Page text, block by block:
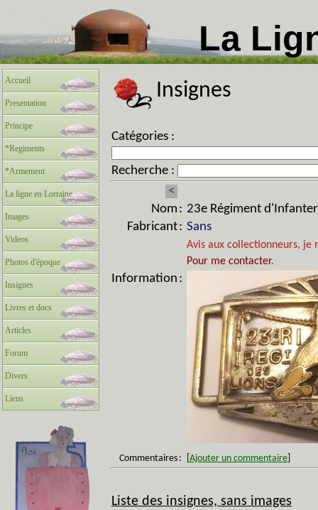
La
Accueil
Presentation
Principe
*Regiments
*Armement
La ligne en Lorraine
Images
Videos
Photos d'époque
Insignes
Livres et docs
Articles
Forum
Divers
Liens
Insignes
Catégories :
Recherche :
<
Nom : 23e Régiment
Fabricant: Sans
Avis aux collectionneurs,
Pour me contacter.
Information :
Commentaires : Ajouter un commentaire
Liste des insignes, sans images